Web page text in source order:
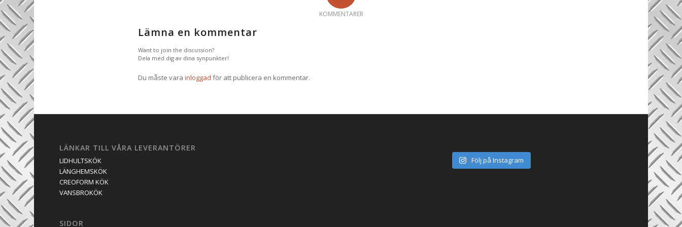
KOMMENTARER
Lämna en kommentar
Want to join the discussion?
Dela med dig av dina synpunkter!
Du måste vara inloggad för att publicera en kommentar.
LÄNKAR TILL VÅRA LEVERANTÖRER
LIDHULTSKÖK
LÄNGHEMSKÖK
CREOFORM KÖK
VANSBROKÖK
SIDOR
Följ på Instagram